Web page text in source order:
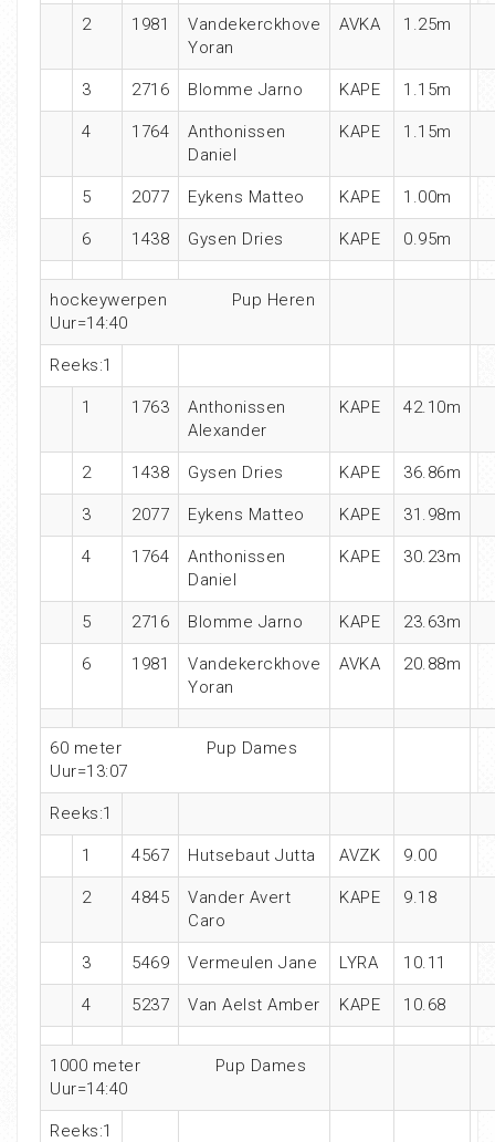
2 1981
Vandekerckhove
Yoran
AVKA 1.25m
3 2716 Blomme Jarno KAPE 1.15m
4 1764
Anthonissen
Daniel
KAPE 1.15m
5 2077 Eykens Matteo KAPE 1.00m
6 1438 Gysen Dries KAPE 0.95m
hockeywerpen Pup Heren
Uur=14:40
Reeks:1
1 1763
Anthonissen
Alexander
KAPE 42.10m
2 1438 Gysen Dries KAPE 36.86m
3 2077 Eykens Matteo KAPE 31.98m
4 1764
Anthonissen
Daniel
KAPE 30.23m
5 2716 Blomme Jarno KAPE 23.63m
6 1981
Vandekerckhove
Yoran
AVKA 20.88m
60 meter Pup Dames
Uur=13:07
Reeks:1
1 4567 Hutsebaut Jutta AVZK 9.00
2 4845
Vander Avert
Caro
KAPE 9.18
3 5469 Vermeulen Jane LYRA 10.11
4 5237 Van Aelst Amber KAPE 10.68
1000 meter Pup Dames
Uur=14:40
Reeks:1